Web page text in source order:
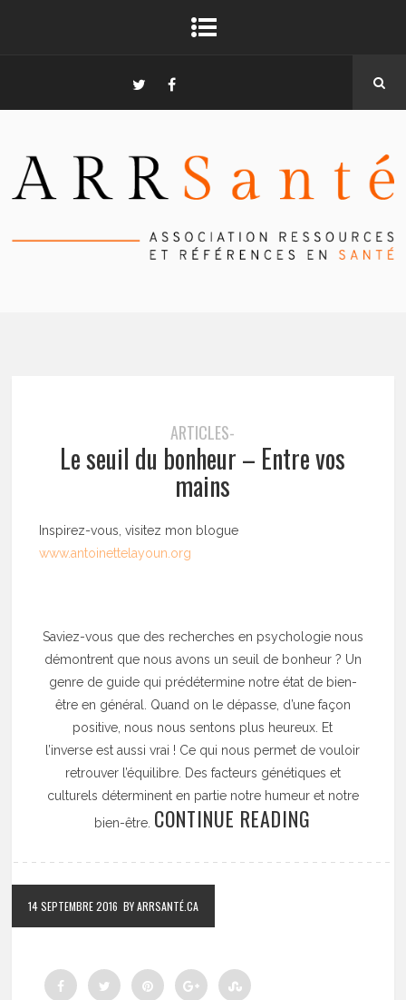
ARTICLES-
Le seuil du bonheur – Entre vos
mains
Inspirez-vous, visitez mon blogue
www.antoinettelayoun.org
Saviez-vous que des recherches en psychologie nous
démontrent que nous avons un seuil de bonheur ? Un
genre de guide qui prédétermine notre état de bien-
être en général. Quand on le dépasse, d’une façon
positive, nous nous sentons plus heureux. Et
l’inverse est aussi vrai ! Ce qui nous permet de vouloir
retrouver l’équilibre. Des facteurs génétiques et
culturels déterminent en partie notre humeur et notre
bien-être. CONTINUE READING
14 SEPTEMBRE 2016 BY ARRSANTÉ.CA